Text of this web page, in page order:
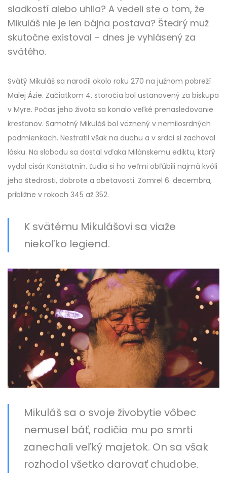
sladkostí alebo uhlia? A vedeli ste o tom, že
Mikuláš nie je len bájna postava? Štedrý muž
skutočne existoval – dnes je vyhlásený za
svätého.
Svätý Mikuláš sa narodil okolo roku 270 na južnom pobreží
Malej Ázie. Začiatkom 4. storočia bol ustanovený za biskupa
v Myre. Počas jeho života sa konalo veľké prenasledovanie
kresťanov. Samotný Mikuláš bol väznený v nemilosrdných
podmienkach. Nestratil však na duchu a v srdci si zachoval
lásku. Na slobodu sa dostal vďaka Milánskemu ediktu, ktorý
vydal cisár Konštatnín. Ľudia si ho veľmi obľúbili najmä kvôli
jeho štedrosti, dobrote a obetavosti. Zomrel 6. decembra,
približne v rokoch 345 až 352.
K svätému Mikulášovi sa viaže
niekoľko legiend.
Mikuláš sa o svoje živobytie vôbec
nemusel báť, rodičia mu po smrti
zanechali veľký majetok. On sa však
rozhodol všetko darovať chudobe.